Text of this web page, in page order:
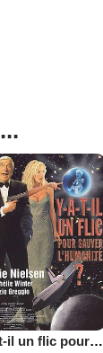
Y a-t-il un flic pour sauver l'humanité ?